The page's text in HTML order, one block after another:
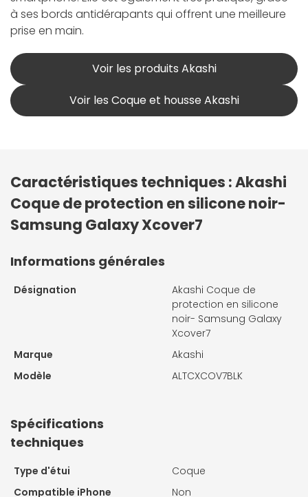
à ses bords antidérapants qui offrent une meilleure
prise en main.
Voir les produits Akashi
Voir les Coque et housse Akashi
Caractéristiques techniques : Akashi
Coque de protection en silicone noir-
Samsung Galaxy Xcover7
Informations générales
Désignation
Akashi Coque de
protection en silicone
noir- Samsung Galaxy
Xcover7
Marque
Akashi
Modèle
ALTCXCOV7BLK
Spécifications
techniques
Type d'étui
Coque
Compatible iPhone
Non